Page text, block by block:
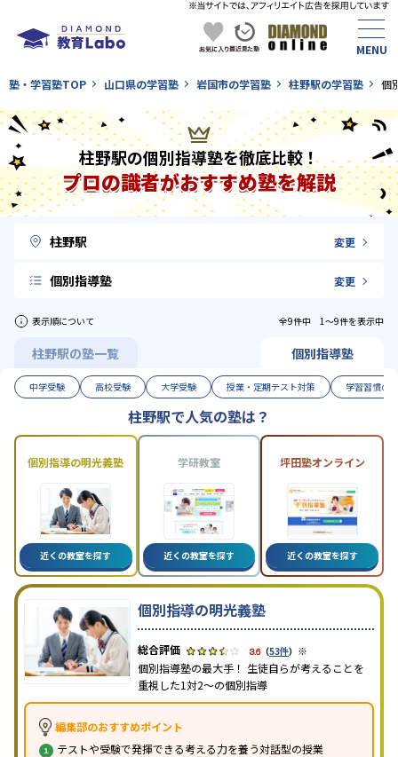
塾・学習塾TOP 山口県の学習塾 岩国市の学習塾 柱野駅の学習塾 個
柱野駅の個別指導塾を徹底比較！
プロの識者がおすすめ塾を解説
柱野駅 変更
個別指導塾 変更
表示順について 全9件中 1〜9件を表示中
柱野駅の塾一覧 個別指導塾
中学受験 高校受験 大学受験 授業・定期テスト対策 学習習慣の
柱野駅で人気の塾は？
個別指導の明光義塾
近くの教室を探す
学研教室
近くの教室を探す
坪田塾オンライン
近くの教室を探す
個別指導の明光義塾
3.6（53件） ※
個別指導塾の最大手！ 生徒自らが考えることを
重視した1対2〜の個別指導
編集部のおすすめポイント
テストや受験で発揮できる考える力を養う対話型の授業